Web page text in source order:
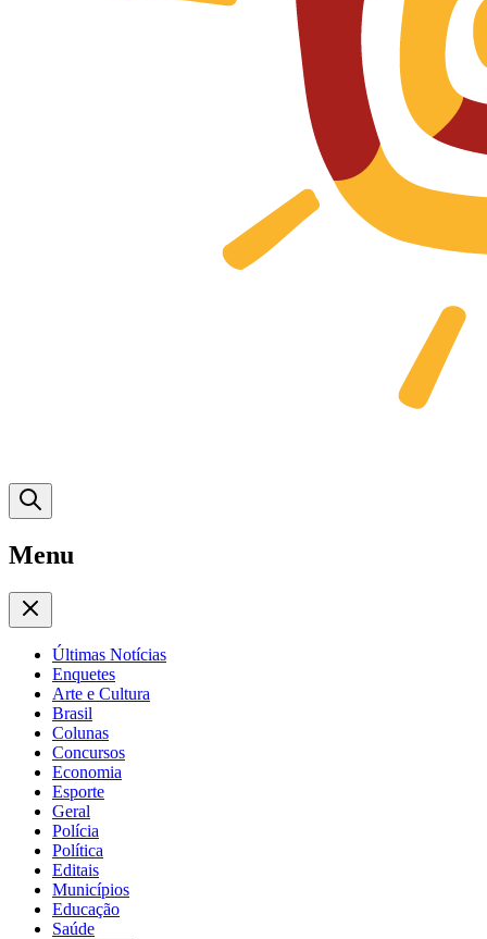
Menu
Últimas Notícias
Enquetes
Arte e Cultura
Brasil
Colunas
Concursos
Economia
Esporte
Geral
Polícia
Política
Editais
Municípios
Educação
Saúde